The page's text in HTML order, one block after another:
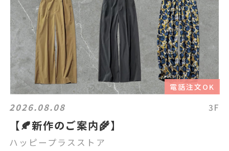
電話注文OK
2026.08.08 3F
【🍂新作のご案内🌾】
ハッピープラスストア